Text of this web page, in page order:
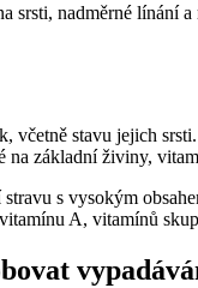
nadměrné línání
včetně stavu jejich
základní živiny,
s vysokým
A, vitamínů